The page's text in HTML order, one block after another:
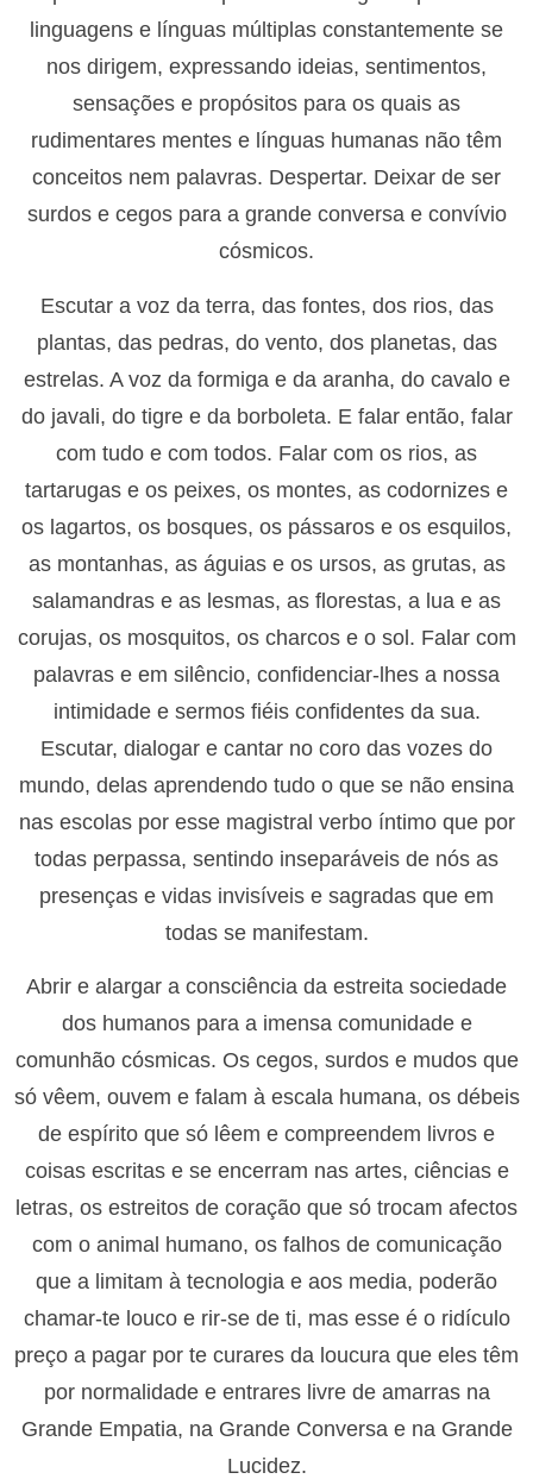
linguagens e línguas múltiplas constantemente se
nos dirigem, expressando ideias, sentimentos,
sensações e propósitos para os quais as
rudimentares mentes e línguas humanas não têm
conceitos nem palavras. Despertar. Deixar de ser
surdos e cegos para a grande conversa e convívio
cósmicos.
Escutar a voz da terra, das fontes, dos rios, das
plantas, das pedras, do vento, dos planetas, das
estrelas. A voz da formiga e da aranha, do cavalo e
do javali, do tigre e da borboleta. E falar então, falar
com tudo e com todos. Falar com os rios, as
tartarugas e os peixes, os montes, as codornizes e
os lagartos, os bosques, os pássaros e os esquilos,
as montanhas, as águias e os ursos, as grutas, as
salamandras e as lesmas, as florestas, a lua e as
corujas, os mosquitos, os charcos e o sol. Falar com
palavras e em silêncio, confidenciar-lhes a nossa
intimidade e sermos fiéis confidentes da sua.
Escutar, dialogar e cantar no coro das vozes do
mundo, delas aprendendo tudo o que se não ensina
nas escolas por esse magistral verbo íntimo que por
todas perpassa, sentindo inseparáveis de nós as
presenças e vidas invisíveis e sagradas que em
todas se manifestam.
Abrir e alargar a consciência da estreita sociedade
dos humanos para a imensa comunidade e
comunhão cósmicas. Os cegos, surdos e mudos que
só vêem, ouvem e falam à escala humana, os débeis
de espírito que só lêem e compreendem livros e
coisas escritas e se encerram nas artes, ciências e
letras, os estreitos de coração que só trocam afectos
com o animal humano, os falhos de comunicação
que a limitam à tecnologia e aos media, poderão
chamar-te louco e rir-se de ti, mas esse é o ridículo
preço a pagar por te curares da loucura que eles têm
por normalidade e entrares livre de amarras na
Grande Empatia, na Grande Conversa e na Grande
Lucidez.